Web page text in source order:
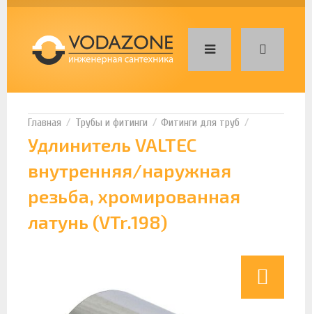
Трубы и фитинги Фитинги для труб
Удлинитель VALTEC
внутренняя/наружная
резьба, хромированная
латунь (VTr.198)